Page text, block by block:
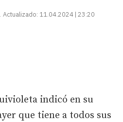
Actualizado: 11.04.2024 | 23:20
indicó en su
que tiene a todos sus